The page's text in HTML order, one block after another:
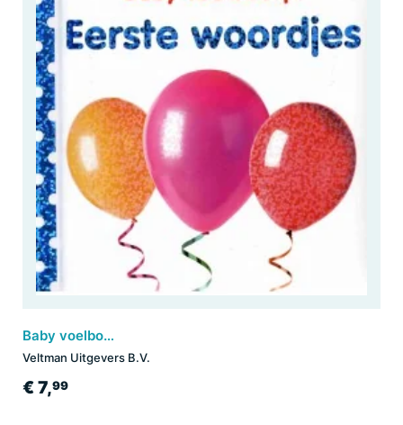
Baby voelboekje: Eerste woordjes
Veltman Uitgevers B.V.
€ 7,99